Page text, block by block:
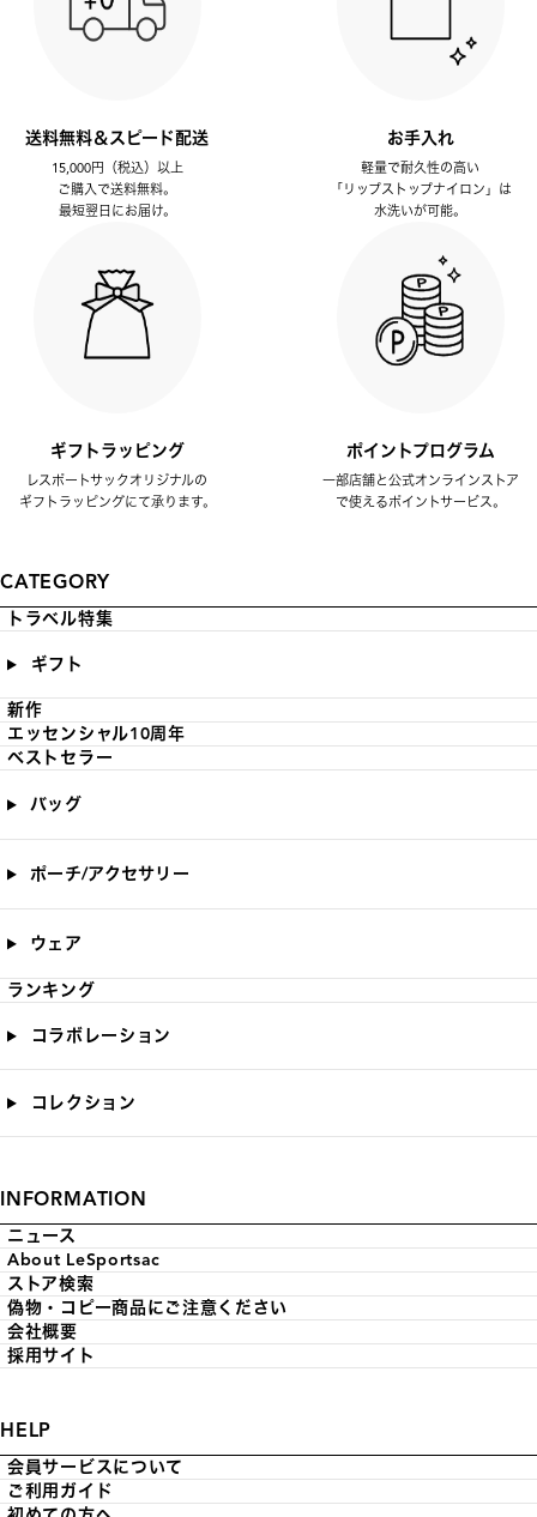
送料無料＆スピード配送
15,000円（税込）以上
ご購入で送料無料。
最短翌日にお届け。
お手入れ
軽量で耐久性の高い
「リップストップナイロン」は
水洗いが可能。
ギフトラッピング
レスポートサックオリジナルの
ギフトラッピングにて承ります。
ポイントプログラム
一部店舗と公式オンラインストア
で使えるポイントサービス。
CATEGORY
トラベル特集
ギフト
新作
エッセンシャル10周年
ベストセラー
バッグ
ポーチ/アクセサリー
ウェア
ランキング
コラボレーション
コレクション
INFORMATION
ニュース
About LeSportsac
ストア検索
偽物・コピー商品にご注意ください
会社概要
採用サイト
HELP
会員サービスについて
ご利用ガイド